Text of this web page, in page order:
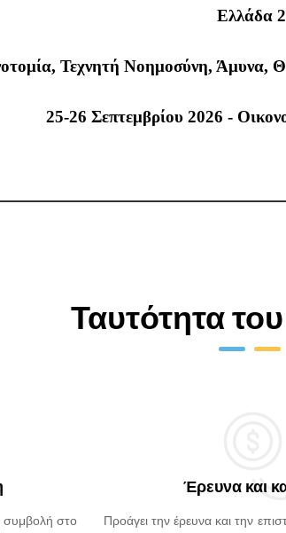
Ελλάδα
Τεχνητή Νοημοσύνη, Άμυνα,
25-26 Σεπτεμβρίου 2026 -
Ταυτότητα
συμβολή στο
Έρευνα και
Προάγει την έρευνα και την